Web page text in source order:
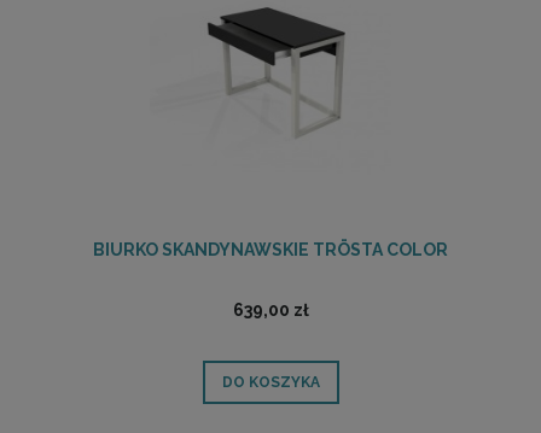
BIURKO SKANDYNAWSKIE TRÖSTA COLOR
639,00 zł
DO KOSZYKA